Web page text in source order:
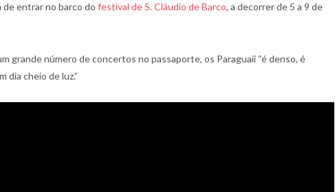
de entrar no barco do festival de S. Cláudio de Barco, a decorrer de 5 a 9 de
grande número de concertos no passaporte, os Paraguaii “é denso, é
dia cheio de luz.”